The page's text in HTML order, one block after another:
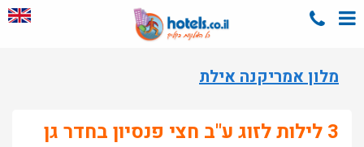
מלון אמריקנה אילת
3 לילות לזוג ע"ב חצי פנסיון בחדר גן